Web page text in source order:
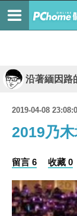
沿著緬因路
2019-04-08
2019乃
留言 6 收藏 0